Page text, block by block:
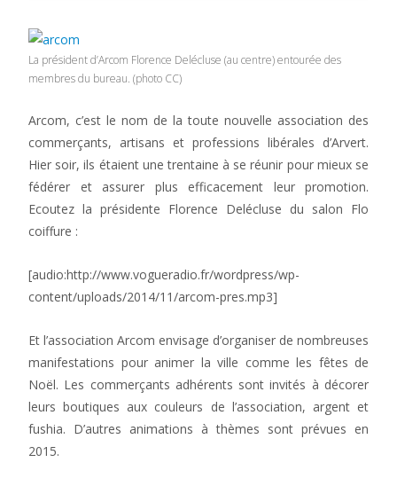
La président d’Arcom Florence Delécluse (au centre) entourée des
membres du bureau. (photo CC)
Arcom, c’est le nom de la toute nouvelle association des
commerçants, artisans et professions libérales d’Arvert.
Hier soir, ils étaient une trentaine à se réunir pour mieux se
fédérer et assurer plus efficacement leur promotion.
Ecoutez la présidente Florence Delécluse du salon Flo
coiffure :
[audio:http://www.vogueradio.fr/wordpress/wp-
content/uploads/2014/11/arcom-pres.mp3]
Et l’association Arcom envisage d’organiser de nombreuses
manifestations pour animer la ville comme les fêtes de
Noël. Les commerçants adhérents sont invités à décorer
leurs boutiques aux couleurs de l’association, argent et
fushia. D’autres animations à thèmes sont prévues en
2015.